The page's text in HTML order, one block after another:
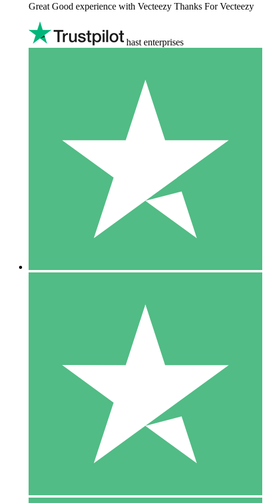
Great Good experience with Vecteezy Thanks For Vecteezy
hast enterprises